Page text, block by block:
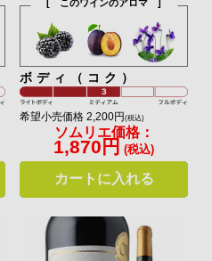
[ このワインのアロマ ]
ボディ（コク）
希望小売価格 2,200円(税込)
ソムリエ価格：
1,870円 (税込)
カートに入れる